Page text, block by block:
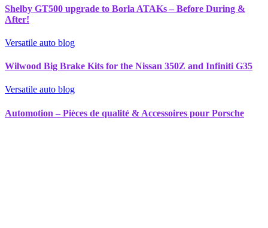
Shelby GT500 upgrade to Borla ATAKs – Before During &
After!
Versatile auto blog
Wilwood Big Brake Kits for the Nissan 350Z and Infiniti G35
Versatile auto blog
Automotion – Pièces de qualité & Accessoires pour Porsche